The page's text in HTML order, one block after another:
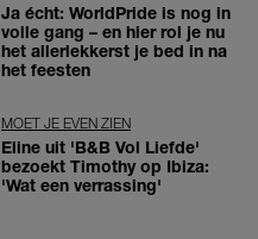
Ja écht: WorldPride is nog in
volle gang – en hier rol je nu
het allerlekkerst je bed in na
het feesten
MOET JE EVEN ZIEN
Eline uit 'B&B Vol Liefde'
bezoekt Timothy op Ibiza:
'Wat een verrassing'